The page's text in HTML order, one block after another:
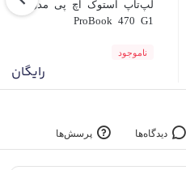
لپ‌تاپ استوک اچ پی مدل
ProBook 470 G1
ناموجود
رایگان
دیدگاه‌ها پرسش‌ها